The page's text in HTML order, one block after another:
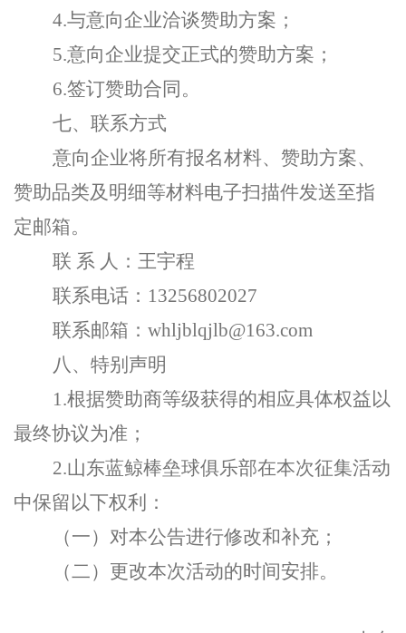
4.与意向企业洽谈赞助方案；
5.意向企业提交正式的赞助方案；
6.签订赞助合同。
七、联系方式
意向企业将所有报名材料、赞助方案、
赞助品类及明细等材料电子扫描件发送至指
定邮箱。
联 系 人：王宇程
联系电话： 13256802027
联系邮箱： whljblqjlb@163.com
八、特别声明
1.根据赞助商等级获得的相应具体权益以
最终协议为准；
2.山东蓝鲸棒垒球俱乐部在本次征集活动
中保留以下权利：
（一）对本公告进行修改和补充；
（二）更改本次活动的时间安排。